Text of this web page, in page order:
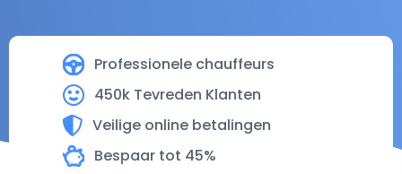
Professionele chauffeurs
450k Tevreden Klanten
Veilige online betalingen
Bespaar tot 45%